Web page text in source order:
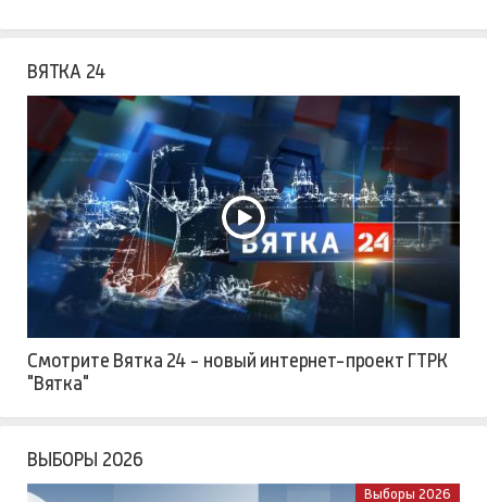
ВЯТКА 24
Смотрите Вятка 24 - новый интернет-проект ГТРК
"Вятка"
ВЫБОРЫ 2026
Выборы 2026